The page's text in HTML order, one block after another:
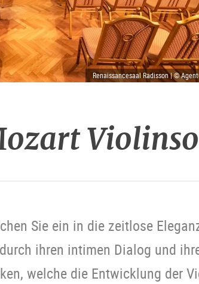
Renaissancesaal Radisson | ©
Sie ein in die zeitlose
ihren intimen Dialog und
welche die Entwicklung der